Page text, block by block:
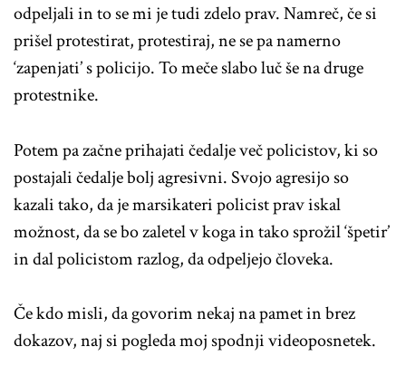
odpeljali in to se mi je tudi zdelo prav. Namreč, če si
prišel protestirat, protestiraj, ne se pa namerno
‘zapenjati’ s policijo. To meče slabo luč še na druge
protestnike.
Potem pa začne prihajati čedalje več policistov, ki so
postajali čedalje bolj agresivni. Svojo agresijo so
kazali tako, da je marsikateri policist prav iskal
možnost, da se bo zaletel v koga in tako sprožil ‘špetir’
in dal policistom razlog, da odpeljejo človeka.
Če kdo misli, da govorim nekaj na pamet in brez
dokazov, naj si pogleda moj spodnji videoposnetek.